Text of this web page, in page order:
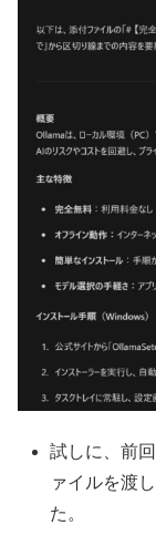
試しに、前
ァイルを渡
た。